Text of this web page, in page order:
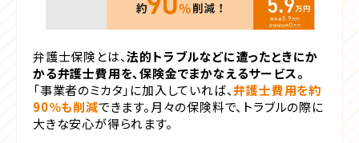
弁護士保険とは、法的トラブルなどに遭ったときにか
かる弁護士費用を、保険金でまかなえるサービス。
「事業者のミカタ」に加入していれば、弁護士費用を約
90％も削減できます。月々の保険料で、トラブルの際に
大きな安心が得られます。